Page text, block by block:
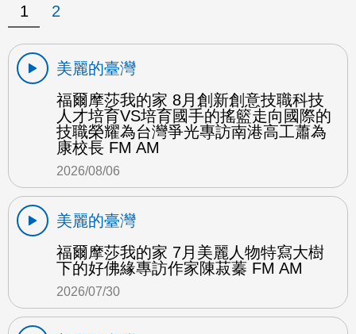
1 2
美麗的臺灣
福爾摩莎我的家 8月創新創意技職科技
人才培育VS培育國手的搖籃走向國際的
技職榮耀為台灣爭光專訪南港高工蕭為
康校長 FM AM
2026/08/06
美麗的臺灣
福爾摩莎我的家 7月美麗人物特寫大樹
下的好佛緣專訪作家陳菽蓁 FM AM
2026/07/30